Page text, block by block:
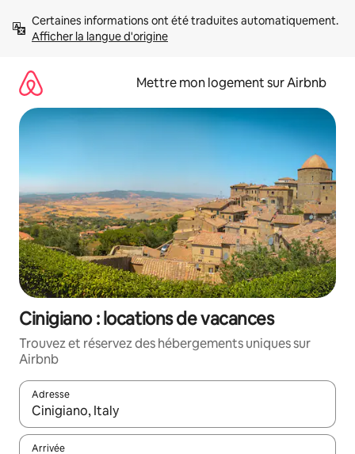
directement
Afficher la langue d'origine
Mettre mon logement sur Airbnb
Cinigiano : locations de vacances
Trouvez et réservez des hébergements uniques sur
Airbnb
Adresse
Lorsque les résultats s'affichent, utilisez les flèches vers le
Arrivée